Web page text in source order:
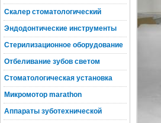
Скалер стоматологический
Эндодонтические инструменты
Стерилизационное оборудование
Отбеливание зубов светом
Стоматологическая установка
Микромотор marathon
Аппараты зуботехнической